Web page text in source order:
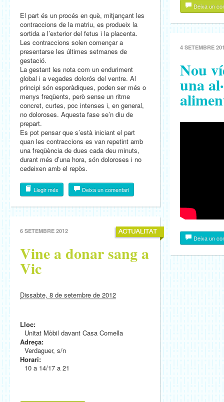
El part és un procés en què, mitjançant les
contraccions de la matriu, es produeix la
sortida a l’exterior del fetus i la placenta.
Les contraccions solen començar a
presentarse les últimes setmanes de
gestació.
La gestant les nota com un enduriment
global i a vegades dolorós del ventre. Al
principi són esporàdiques, poden ser més o
menys freqüents, però sense un ritme
concret, curtes, poc intenses i, en general,
no doloroses. Aquesta fase se’n diu de
prepart.
Es pot pensar que s’està iniciant el part
quan les contraccions es van repetint amb
una freqüència de dues cada deu minuts,
durant més d’una hora, són doloroses i no
cedeixen amb el repòs.
Llegir més Deixa un comentari
6 SETEMBRE 2012
Vine a donar sang a
Vic
Dissabte, 8 de setembre de 2012
Lloc:
Unitat Mòbil davant Casa Comella
Adreça:
Verdaguer, s/n
Horari:
10 a 14/17 a 21
Deixa un
4 SETEMBRE
Nou
una
Deixa un